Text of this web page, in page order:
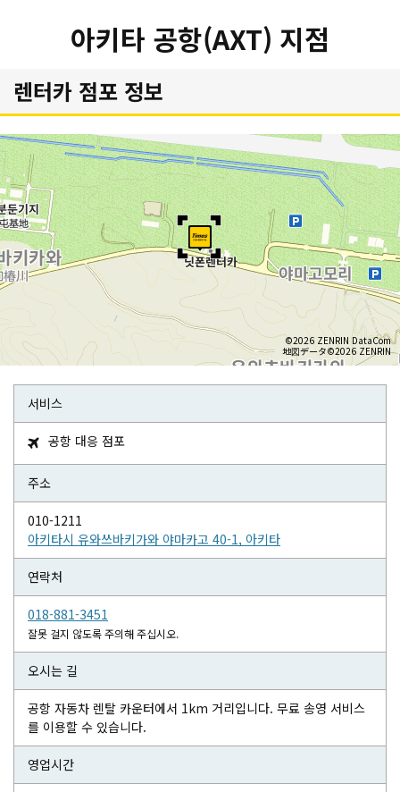
아키타 공항(AXT) 지점
렌터카 점포 정보
©2026 ZENRIN DataCom
地図データ©2026 ZENRIN
서비스
 공항 대응 점포
주소
010-1211
아키타시 유와쓰바키가와 야마카고 40-1, 아키타
연락처
018-881-3451
잘못 걸지 않도록 주의해 주십시오.
오시는 길
공항 자동차 렌탈 카운터에서 1km 거리입니다. 무료 송영 서비스
를 이용할 수 있습니다.
영업시간